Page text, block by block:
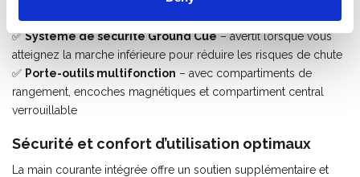
supplémentaires
✅Système de sécurité Ground Cue– avertit lorsque vous
atteignez la marche inférieure pour réduire les risques de chute
✅ Porte-outils multifonction – avec compartiments de
rangement, encoches magnétiques et compartiment central
verrouillable
Sécurité et confort d’utilisation optimaux
La main courante intégrée offre un soutien supplémentaire et